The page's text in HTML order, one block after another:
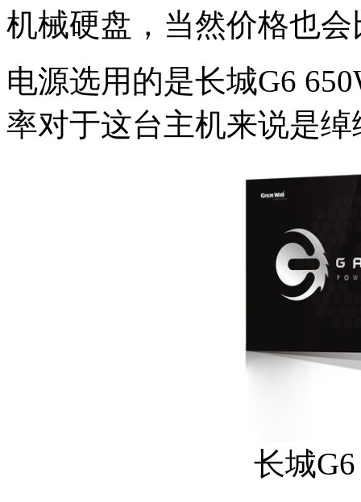
机械硬盘，当然价格也
电源选用的是长城G6
率对于这台主机来说是
长城